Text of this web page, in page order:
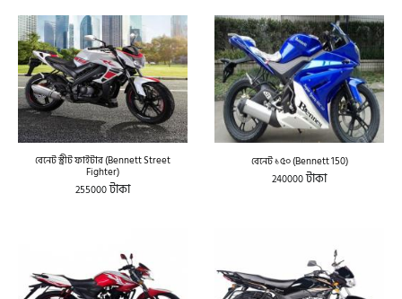
বেনেট স্ট্রীট ফাইটার (Bennett Street
Fighter)
255000টাকা
বেনেট ১৫০ (Bennett 150)
240000টাকা